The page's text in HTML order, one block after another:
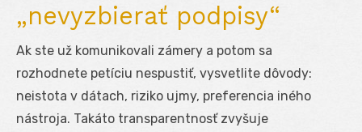
„nevyzbierať podpisy“
Ak ste už komunikovali zámery a potom sa
rozhodnete petíciu nespustiť, vysvetlite dôvody:
neistota v dátach, riziko ujmy, preferencia iného
nástroja. Takáto transparentnosť zvyšuje